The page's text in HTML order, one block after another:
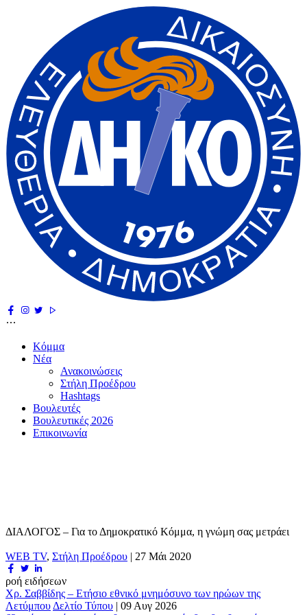
Κόμμα
Νέα
Ανακοινώσεις
Στήλη Προέδρου
Hashtags
Βουλευτές
Βουλευτικές 2026
Επικοινωνία
ΔΙΑΛΟΓΟΣ – Για το Δημοκρατικό Κόμμα, η γνώμη σας μετράει
WEB TV, Στήλη Προέδρου | 27 Μάι 2020
ροή ειδήσεων
Χρ. Σαββίδης – Ετήσιο εθνικό μνημόσυνο των ηρώων της
Λετύμπου Δελτίο Τύπου | 09 Αυγ 2026